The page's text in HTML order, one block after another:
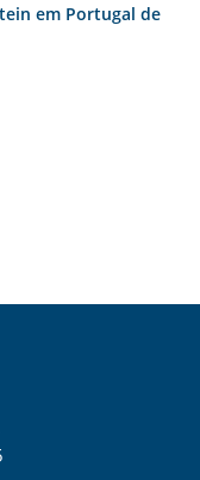
em Portugal de